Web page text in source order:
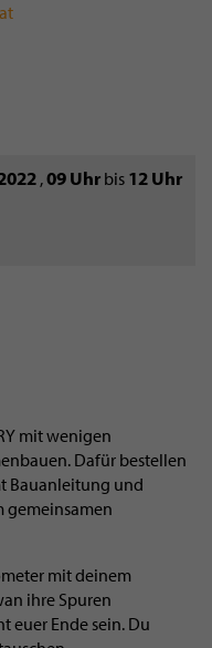
,09 Uhr bis 12 Uhr
mit wenigen
Dafür bestellen
Bauanleitung und
gemeinsamen
mit deinem
ihre Spuren
euer Ende sein. Du